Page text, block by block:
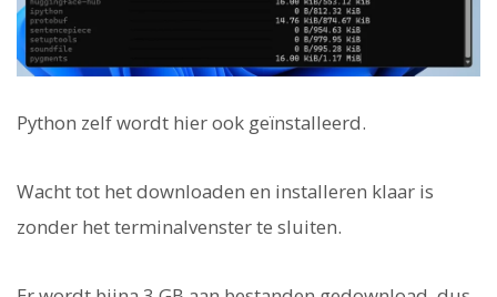
Python zelf wordt hier ook geïnstalleerd.
Wacht tot het downloaden en installeren klaar is
zonder het terminalvenster te sluiten.